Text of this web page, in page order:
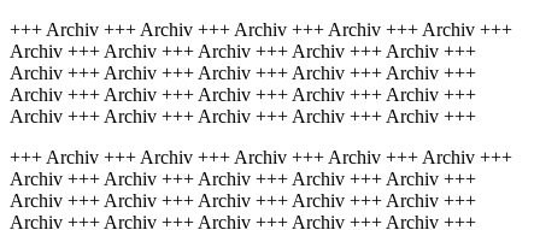
+++ Archiv +++ Archiv +++ Archiv +++ Archiv +++ Archiv +++
Archiv +++ Archiv +++ Archiv +++ Archiv +++ Archiv +++
Archiv +++ Archiv +++ Archiv +++ Archiv +++ Archiv +++
Archiv +++ Archiv +++ Archiv +++ Archiv +++ Archiv +++
Archiv +++ Archiv +++ Archiv +++ Archiv +++ Archiv +++
+++ Archiv +++ Archiv +++ Archiv +++ Archiv +++ Archiv +++
Archiv +++ Archiv +++ Archiv +++ Archiv +++ Archiv +++
Archiv +++ Archiv +++ Archiv +++ Archiv +++ Archiv +++
Archiv +++ Archiv +++ Archiv +++ Archiv +++ Archiv +++